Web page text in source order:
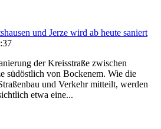
und Jerze wird ab heute saniert
der Kreisstraße zwischen
südöstlich von Bockenem. Wie die
und Verkehr mitteilt, werden
etwa eine...